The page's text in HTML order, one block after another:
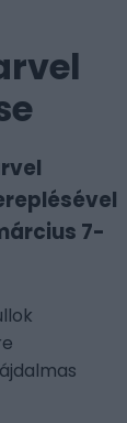
7-